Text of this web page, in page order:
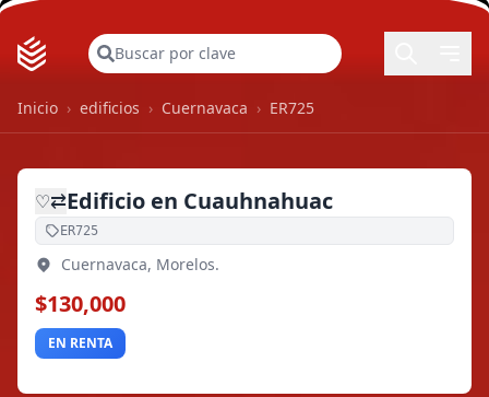
Buscar
Inicio › edificios › Cuernavaca › ER725
♡⇄Edificio en Cuauhnahuac
ER725
Cuernavaca, Morelos.
$130,000
EN RENTA